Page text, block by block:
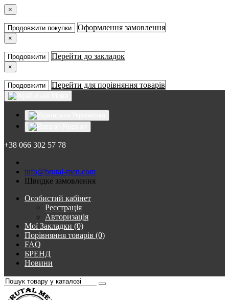
×
Продовжити покупки Оформлення замовлення
×
Продовжити Перейти до закладок
×
Продовжити Перейти для порівняння товарів
+38 066 302 57 78
info@brutal-men.com
Швидке замовлення
Особистий кабінет
Реєстрація
Авторизація
Мої Закладки (0)
Порівняння товарів (0)
FAQ
БРЕНД
Новини